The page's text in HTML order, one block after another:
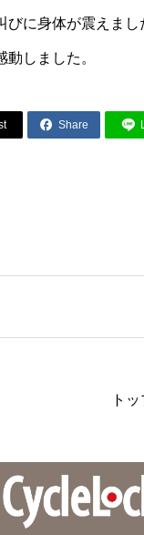
びに身体が震えま
動しました。
 Share
ト